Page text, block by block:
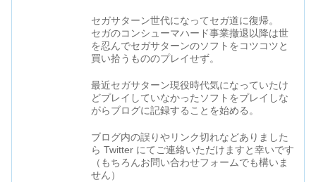
セガサターン世代になってセガ道に復帰。
セガのコンシューマハード事業撤退以降は世
を忍んでセガサターンのソフトをコツコツと
買い拾うもののプレイせず。
最近セガサターン現役時代気になっていたけ
どプレイしていなかったソフトをプレイしな
がらブログに記録することを始める。
ブログ内の誤りやリンク切れなどありました
ら Twitter にてご連絡いただけますと幸いです
（もちろんお問い合わせフォームでも構いま
せん）